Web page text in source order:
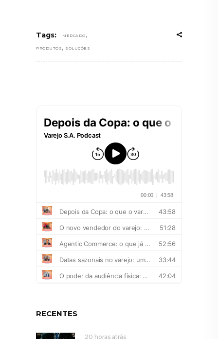
Tags: MERCADO ,
PRODUTOS , SOLUÇÕES
RECENTES
20 horas atrás